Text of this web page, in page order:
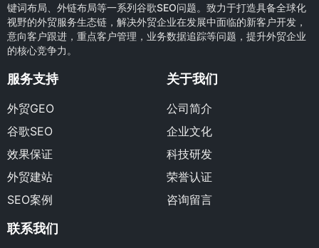
键词布局、外链布局等一系列谷歌SEO问题。致力于打造具备全球化
视野的外贸服务生态链，解决外贸企业在发展中面临的新客户开发，
意向客户跟进，重点客户管理，业务数据追踪等问题，提升外贸企业
的核心竞争力。
服务支持
外贸GEO
谷歌SEO
效果保证
外贸建站
SEO案例
关于我们
公司简介
企业文化
科技研发
荣誉认证
咨询留言
联系我们